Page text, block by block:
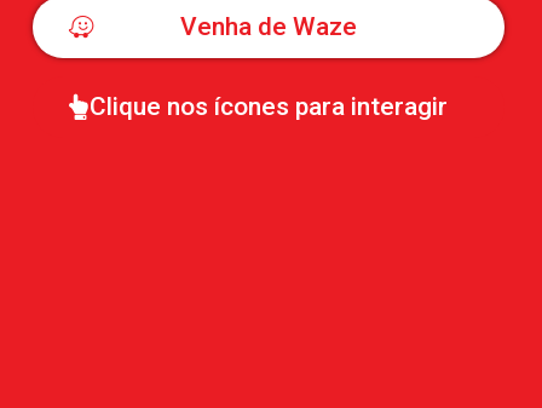
Venha de Waze
Clique nos ícones para interagir